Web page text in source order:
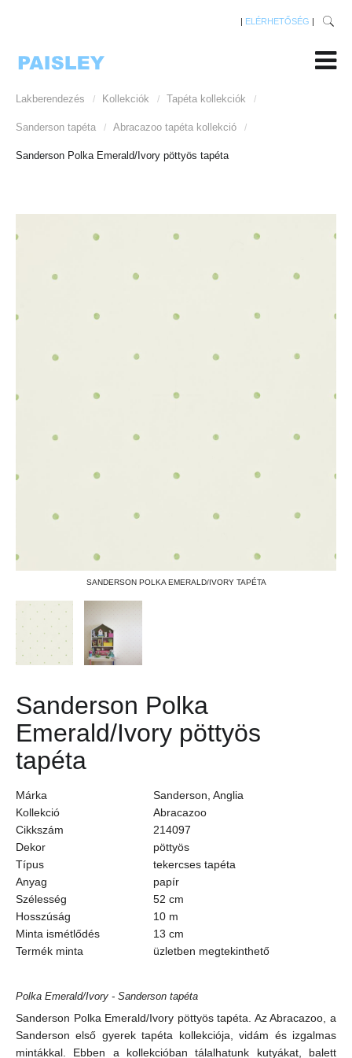
| ELÉRHETŐSÉG |
Lakberendezés / Kollekciók / Tapéta kollekciók /
Sanderson tapéta / Abracazoo tapéta kollekció /
Sanderson Polka Emerald/Ivory pöttyös tapéta
SANDERSON POLKA EMERALD/IVORY TAPÉTA
Sanderson Polka
Emerald/Ivory pöttyös
tapéta
Márka
Sanderson, Anglia
Kollekció
Abracazoo
Cikkszám
214097
Dekor
pöttyös
Típus
tekercses tapéta
Anyag
papír
Szélesség
52 cm
Hosszúság
10 m
Minta ismétlődés
13 cm
Termék minta
üzletben megtekinthető
Polka Emerald/Ivory - Sanderson tapéta
Sanderson Polka Emerald/Ivory pöttyös tapéta. Az Abracazoo, a
Sanderson első gyerek tapéta kollekciója, vidám és izgalmas
mintákkal. Ebben a kollekcióban tálalhatunk kutyákat, balett